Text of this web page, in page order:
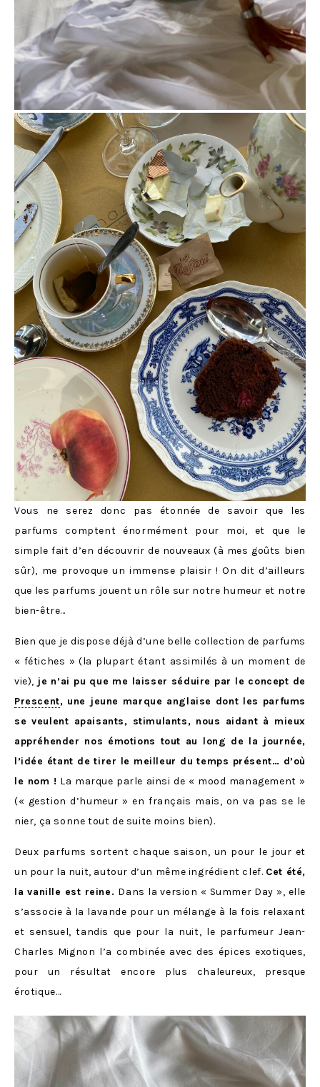
Vous ne serez donc pas étonnée de savoir que les
parfums comptent énormément pour moi, et que le
simple fait d’en découvrir de nouveaux (à mes goûts bien
sûr), me provoque un immense plaisir ! On dit d’ailleurs
que les parfums jouent un rôle sur notre humeur et notre
bien-être…
Bien que je dispose déjà d’une belle collection de parfums
« fétiches » (la plupart étant assimilés à un moment de
vie), je n’ai pu que me laisser séduire par le concept de
Prescent, une jeune marque anglaise dont les parfums
se veulent apaisants, stimulants, nous aidant à mieux
appréhender nos émotions tout au long de la journée,
l’idée étant de tirer le meilleur du temps présent… d’où
le nom ! La marque parle ainsi de « mood management »
(« gestion d’humeur » en français mais, on va pas se le
nier, ça sonne tout de suite moins bien).
Deux parfums sortent chaque saison, un pour le jour et
un pour la nuit, autour d’un même ingrédient clef. Cet été,
la vanille est reine. Dans la version « Summer Day », elle
s’associe à la lavande pour un mélange à la fois relaxant
et sensuel, tandis que pour la nuit, le parfumeur Jean-
Charles Mignon l’a combinée avec des épices exotiques,
pour un résultat encore plus chaleureux, presque
érotique…